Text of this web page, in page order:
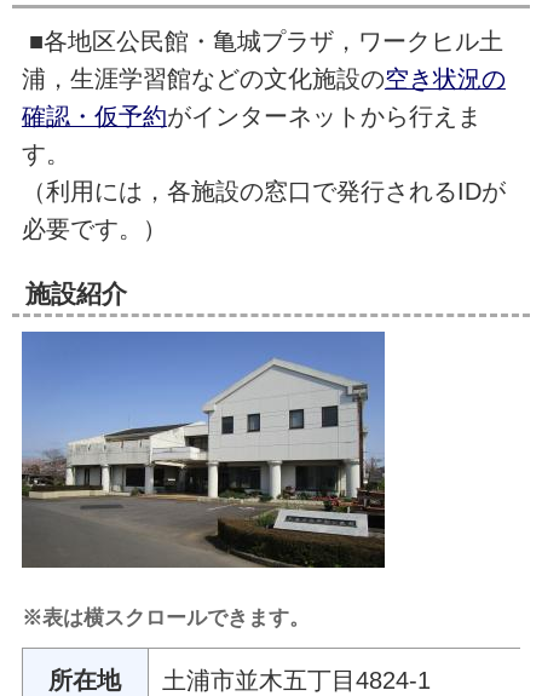
■各地区公民館・亀城プラザ，ワークヒル土
浦，生涯学習館などの文化施設の空き状況の
確認・仮予約がインターネットから行えま
す。
（利用には，各施設の窓口で発行されるIDが
必要です。）
施設紹介
※表は横スクロールできます。
所在地 土浦市並木五丁目4824-1